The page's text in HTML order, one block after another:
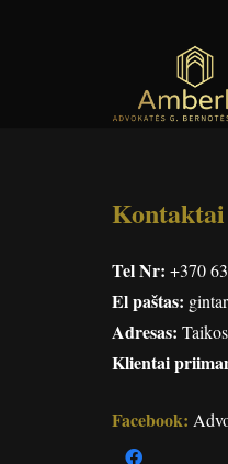
Kontaktai
Tel Nr: +370
El paštas:
Adresas:
Klientai
Facebook: